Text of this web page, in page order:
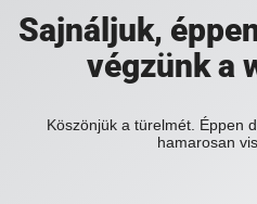
Sajnáljuk,
végzünk a
Köszönjük a türelmét. Éppen
hamarosan